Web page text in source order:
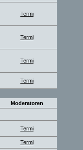
Termi
Termi
Termi
Termi
Moderatoren
Termi
Termi